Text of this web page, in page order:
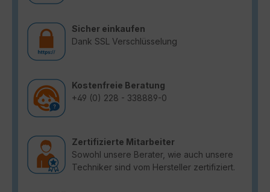
Sicher einkaufen
Dank SSL Verschlüsselung
Kostenfreie Beratung
+49 (0) 228 - 338889-0
Zertifizierte Mitarbeiter
Sowohl unsere Berater, wie auch unsere
Techniker sind vom Hersteller zertifiziert.